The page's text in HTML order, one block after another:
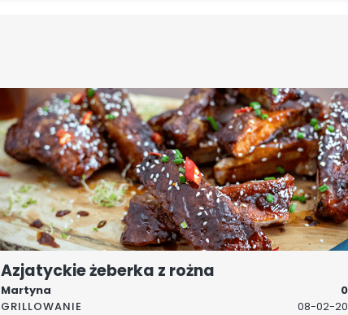
GRILLOWANIE 08-02-
Azjatyckie żeberka z rożna
Martyna 0